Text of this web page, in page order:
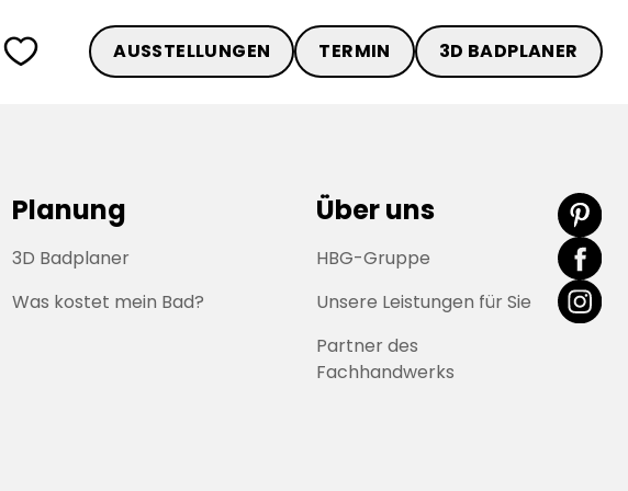
heart AUSSTELLUNGEN TERMIN 3D BADPLANER
Planung
3D Badplaner
Was kostet mein Bad?
Über uns
HBG-Gruppe
Unsere Leistungen für Sie
Partner des
Fachhandwerks